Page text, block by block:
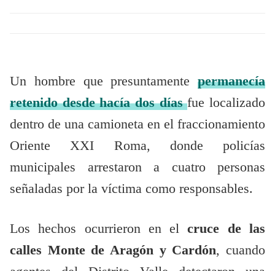
Un hombre que presuntamente permanecía
retenido desde hacía dos díasfue localizado
dentro de una camioneta en el fraccionamiento
Oriente XXI Roma, donde policías
municipales arrestaron a cuatro personas
señaladas por la víctima como responsables.
Los hechos ocurrieron en elcruce de las
calles Monte de Aragón y Cardón, cuando